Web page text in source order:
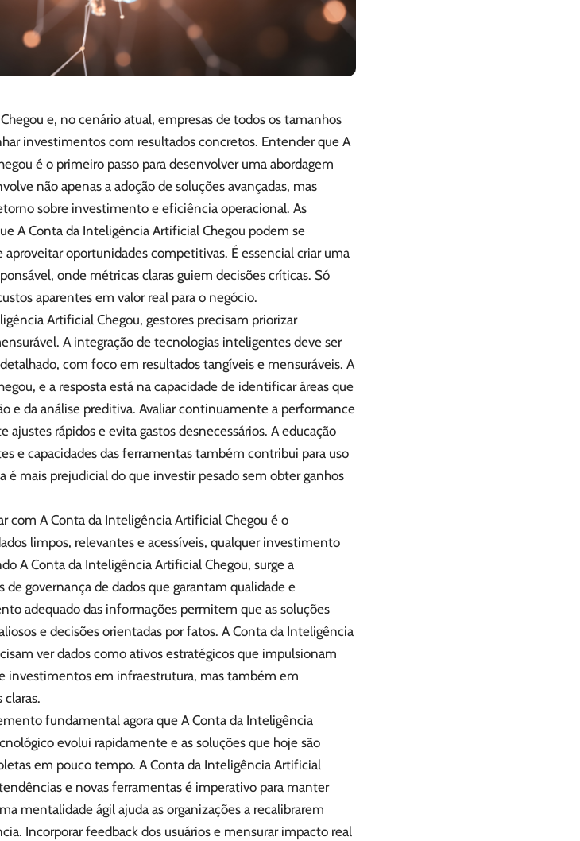
e, no cenário atual, empresas de todos os tamanhos
investimentos com resultados concretos. Entender que A
é o primeiro passo para desenvolver uma abordagem
não apenas a adoção de soluções avançadas, mas
sobre investimento e eficiência operacional. As
A Conta da Inteligência Artificial Chegou podem se
aproveitar oportunidades competitivas. É essencial criar uma
onde métricas claras guiem decisões críticas. Só
aparentes em valor real para o negócio.
Artificial Chegou, gestores precisam priorizar
A integração de tecnologias inteligentes deve ser
com foco em resultados tangíveis e mensuráveis. A
e a resposta está na capacidade de identificar áreas que
e da análise preditiva. Avaliar continuamente a performance
ajustes rápidos e evita gastos desnecessários. A educação
e capacidades das ferramentas também contribui para uso
é mais prejudicial do que investir pesado sem obter ganhos
com A Conta da Inteligência Artificial Chegou é o
limpos, relevantes e acessíveis, qualquer investimento
A Conta da Inteligência Artificial Chegou, surge a
de governança de dados que garantam qualidade e
adequado das informações permitem que as soluções
e decisões orientadas por fatos. A Conta da Inteligência
ver dados como ativos estratégicos que impulsionam
investimentos em infraestrutura, mas também em
fundamental agora que A Conta da Inteligência
evolui rapidamente e as soluções que hoje são
em pouco tempo. A Conta da Inteligência Artificial
e novas ferramentas é imperativo para manter
mentalidade ágil ajuda as organizações a recalibrarem
Incorporar feedback dos usuários e mensurar impacto real